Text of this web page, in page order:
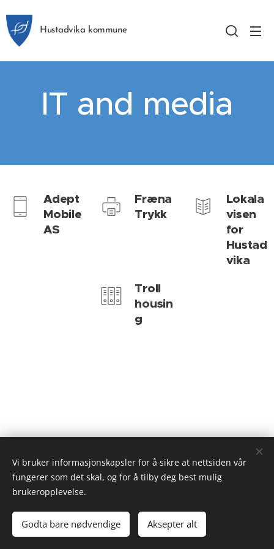
Hustadvika kommune
IT and media
Adept
Mobile
AS
Fræna
Trykk
Lokala
visen
for
Hustad
vika
Troll
housin
g
Hustadvika kommune | 2024 | Enhet for integrering
Languages
English
Українська العربية Norsk Français
Vi bruker informasjonskapsler for å sikre at nettsiden vår
fungerer som det skal, og for å tilby deg best mulig
brukeropplevelse.
Godta bare nødvendige Aksepter alt